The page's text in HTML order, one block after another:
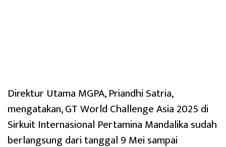
Direktur Utama MGPA, Priandhi Satria,
mengatakan, GT World Challenge Asia 2025 di
Sirkuit Internasional Pertamina Mandalika sudah
berlangsung dari tanggal 9 Mei sampai